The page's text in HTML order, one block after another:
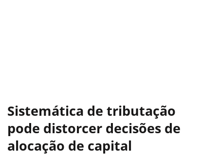
Sistemática de tributação
pode distorcer decisões de
alocação de capital